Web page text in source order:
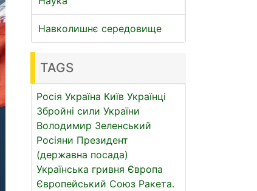
Навколишнє середовище
TAGS
Росія Україна Київ Українці
Збройні сили України
Володимир Зеленський
Росіяни Президент
(державна посада)
Українська гривня Європа
Європейський Союз Ракета.